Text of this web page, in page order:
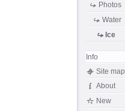
Photos
Water
Ice
Info
Site map
About
New